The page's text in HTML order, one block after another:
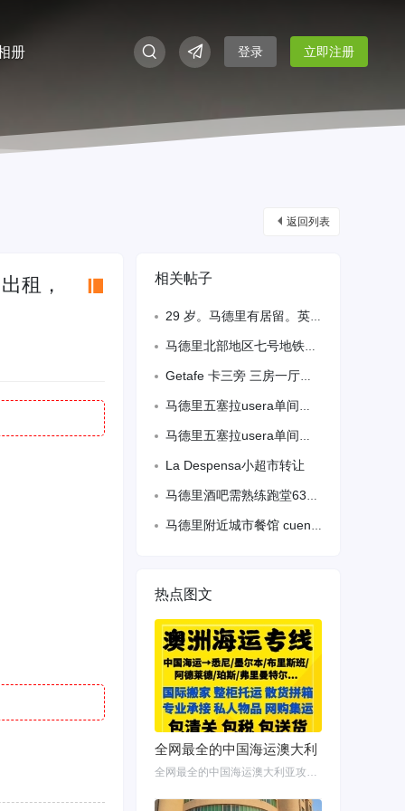
册 登录 立即注册
返回列表
租， 相关帖子
29 岁。马德里有居留。英语熟练。各行业什么都能干。寿司后厨 IT 都可以立即入职。
马德里北部地区七号地铁Antonio Machado附近住宅出租单人间和双人间。
Getafe 卡三旁 ​三房一厅一厨一卫整租 ​ ​ ​ ​微信 wangji
马德里五塞拉usera单间出租月租350压一付一离6号地铁线步行4分钟 3号线地
马德里五塞拉usera单间出租月租350压一付一离6号地铁线步行4分钟
La Despensa小超市转让
马德里酒吧需熟练跑堂63568388
马德里附近城市餐馆 cuenca 找熟练二厨 单人间 待遇优 微信13017720052
热点图文
全网最全的中国海运澳大利
全网最全的中国海运澳大利亚攻略！细说如何把家具转运悉尼墨尔本布里斯班 国内网购